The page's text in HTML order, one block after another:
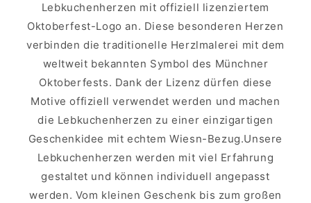
Lebkuchenherzen mit offiziell lizenziertem
Oktoberfest-Logo an. Diese besonderen Herzen
verbinden die traditionelle Herzlmalerei mit dem
weltweit bekannten Symbol des Münchner
Oktoberfests. Dank der Lizenz dürfen diese
Motive offiziell verwendet werden und machen
die Lebkuchenherzen zu einer einzigartigen
Geschenkidee mit echtem Wiesn-Bezug.Unsere
Lebkuchenherzen werden mit viel Erfahrung
gestaltet und können individuell angepasst
werden. Vom kleinen Geschenk bis zum großen